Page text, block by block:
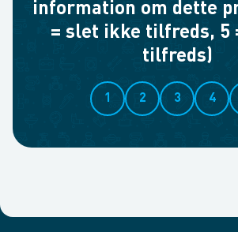
information om dette
= slet ikke tilfreds, 5
tilfreds)
1 2 3 4